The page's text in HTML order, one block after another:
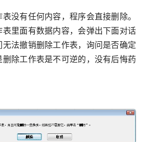
没有任何内容，程序会直接删除。
里面有数据内容，会弹出下面对话
法撤销删除工作表，询问是否确定
除工作表是不可逆的，没有后悔药